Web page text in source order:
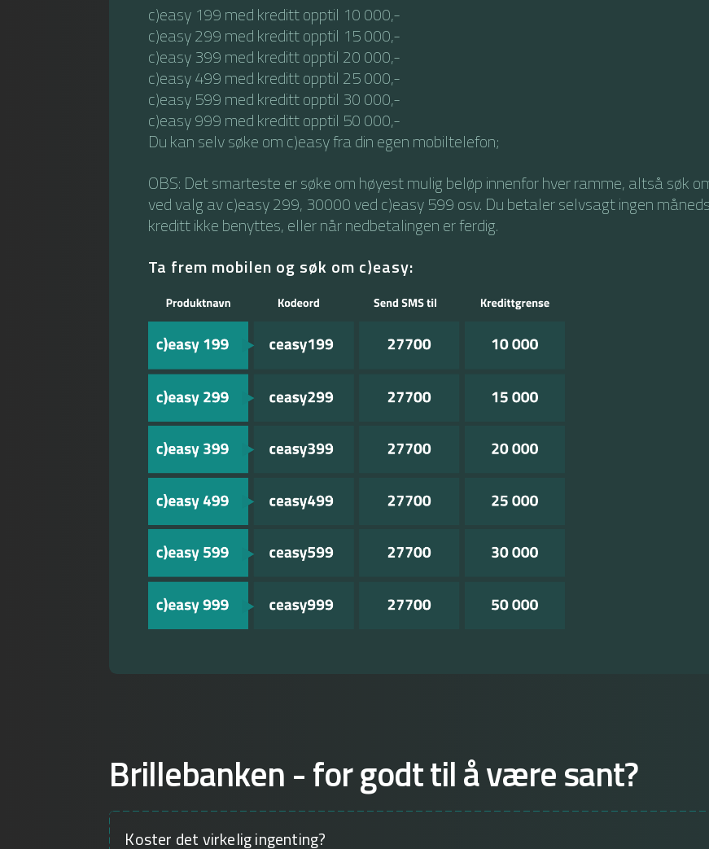
c)easy 199 med kreditt opptil 10 000,-
c)easy 299 med kreditt opptil 15 000,-
c)easy 399 med kreditt opptil 20 000,-
c)easy 499 med kreditt opptil 25 000,-
c)easy 599 med kreditt opptil 30 000,-
c)easy 999 med kreditt opptil 50 000,-
Du kan selv søke om c)easy fra din egen mobiltelefon;
OBS: Det smarteste er søke om høyest mulig beløp innenfor hver ramme, altså søk
ved valg av c)easy 299, 30000 ved c)easy 599 osv. Du betaler selvsagt ingen
kreditt ikke benyttes, eller når nedbetalingen er ferdig.
Ta frem mobilen og søk om c)easy:
Brillebanken - for godt til å være sant?
Koster det virkelig ingenting?